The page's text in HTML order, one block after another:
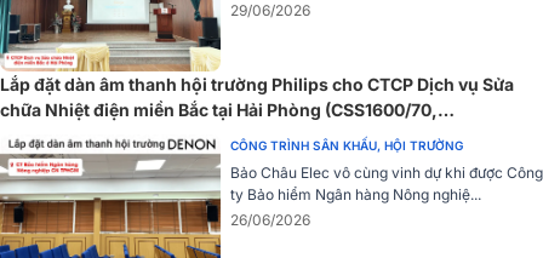
29/06/2026
Lắp đặt dàn âm thanh hội trường Philips cho CTCP Dịch vụ Sửa
chữa Nhiệt điện miền Bắc tại Hải Phòng (CSS1600/70,
CSS5561/70, CSS2110/70, CSS3331/70)CÔNG TRÌNH SÂN KHẤU, HỘI TRƯỜNG
Bảo Châu Elec vô cùng vinh dự khi được Công
ty Bảo hiểm Ngân hàng Nông nghiệ...
26/06/2026